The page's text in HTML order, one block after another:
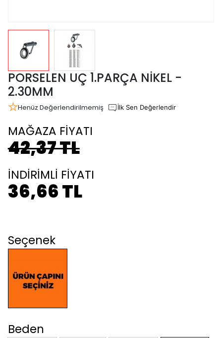
PORSELEN UÇ 1.PARÇA NİKEL -
2.30MM
Henüz Değerlendirilmemiş İlk Sen Değerlendir
MAĞAZA FİYATI
42,37 TL
İNDİRİMLİ FİYATI
36,66 TL
Seçenek
Beden